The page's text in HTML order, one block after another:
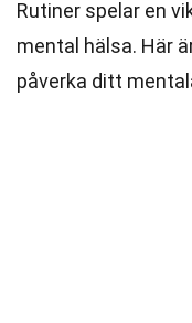
Rutiner spelar en
mental hälsa. Här
påverka ditt